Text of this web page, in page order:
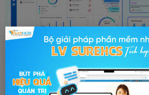
Giải pháp hiệu quả: